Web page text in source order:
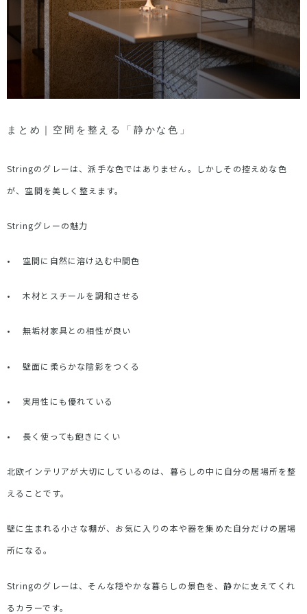
まとめ｜空間を整える「静かな色」
Stringのグレーは、派手な色ではありません。しかしその控えめな色
が、空間を美しく整えます。
Stringグレーの魅力
• 空間に自然に溶け込む中間色
• 木材とスチールを調和させる
• 無垢材家具との相性が良い
• 壁面に柔らかな陰影をつくる
• 実用性にも優れている
• 長く使っても飽きにくい
北欧インテリアが大切にしているのは、暮らしの中に自分の居場所を整
えることです。
壁に生まれる小さな棚が、お気に入りの本や器を集めた自分だけの居場
所になる。
Stringのグレーは、そんな穏やかな暮らしの景色を、静かに支えてくれ
るカラーです。